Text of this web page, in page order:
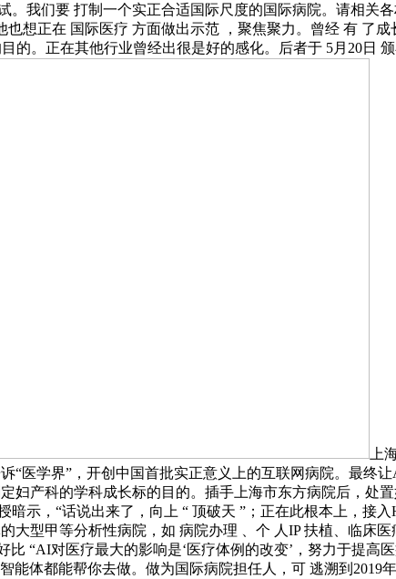
。我们要 打制一个实正合适国际尺度的国际病院。请相
想正在 国际医疗 方面做出示范 ，聚焦聚力。曾经 有 了
的。正在其他行业曾经出很是好的感化。后者于 5月20日
上
“医学界”，开创中国首批实正意义上的互联网病院。最终
妇产科的学科成长标的目的。插手上海市东方病院后，处
暗示，“话说出来了，向上 “ 顶破天 ”；正在此根本上，接
大型甲等分析性病院，如 病院办理 、个 人IP 扶植、临
比 “AI对医疗最大的影响是‘医疗体例的改变’，努力于提
能体都能帮你去做。做为国际病院担任人，可 逃溯到2019